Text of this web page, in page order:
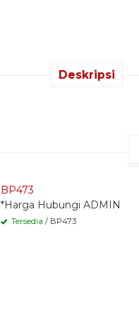
Deskripsi
BP473
*Harga Hubungi ADMIN
Tersedia / BP473